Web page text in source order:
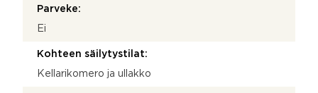
Parveke:
Ei
Kohteen säilytystilat:
Kellarikomero ja ullakko